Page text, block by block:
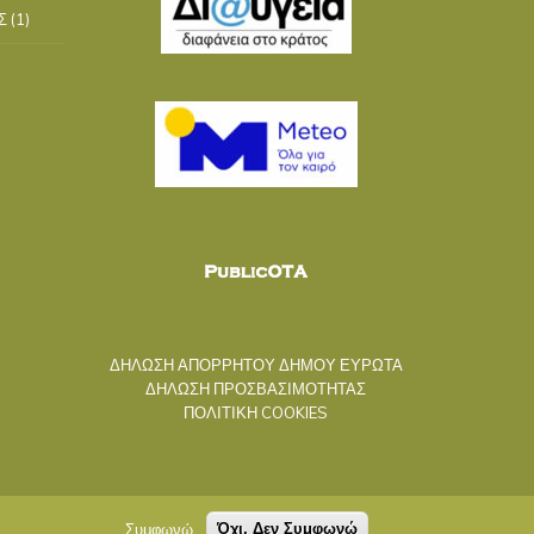
(1)
ΔΗΛΩΣΗ ΑΠΟΡΡΗΤΟΥ ΔΗΜΟΥ ΕΥΡΩΤΑ
ΔΗΛΩΣΗ ΠΡΟΣΒΑΣΙΜΟΤΗΤΑΣ
ΠΟΛΙΤΙΚΗ COOKIES
Συμφωνώ Όχι, Δεν Συμφωνώ